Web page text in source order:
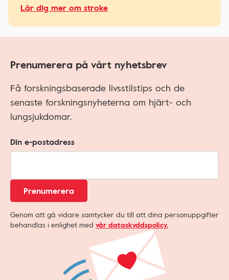
Lär dig mer om stroke
Prenumerera på vårt nyhetsbrev
Få forskningsbaserade livsstilstips och de
senaste forskningsnyheterna om hjärt- och
lungsjukdomar.
Din e-postadress
Prenumerera
Genom att gå vidare samtycker du till att dina personuppgifter
behandlas i enlighet med vår dataskyddspolicy.